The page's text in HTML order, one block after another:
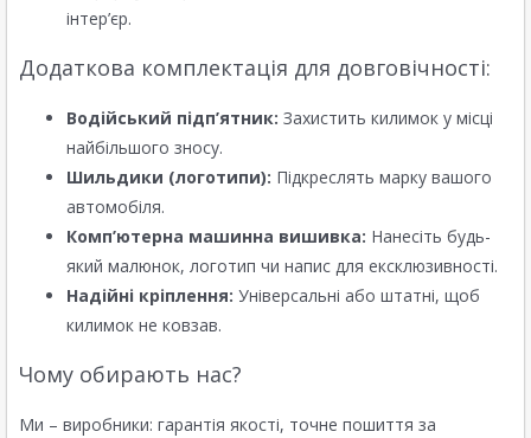
інтер’єр.
Додаткова комплектація для довговічності:
Водійський підп’ятник: Захистить килимок у місці
найбільшого зносу.
Шильдики (логотипи): Підкреслять марку вашого
автомобіля.
Комп’ютерна машинна вишивка: Нанесіть будь-
який малюнок, логотип чи напис для ексклюзивності.
Надійні кріплення: Універсальні або штатні, щоб
килимок не ковзав.
Чому обирають нас?
Ми – виробники: гарантія якості, точне пошиття за